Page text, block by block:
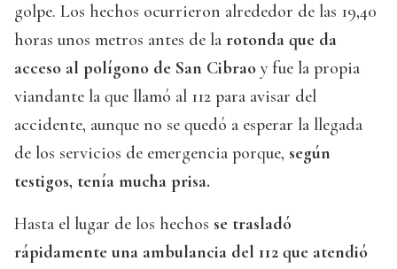
golpe. Los hechos ocurrieron alrededor de las 19,40
horas unos metros antes de la rotonda que da
acceso al polígono de San Cibrao y fue la propia
viandante la que llamó al 112 para avisar del
accidente, aunque no se quedó a esperar la llegada
de los servicios de emergencia porque, según
testigos, tenía mucha prisa.
Hasta el lugar de los hechos se trasladó
rápidamente una ambulancia del 112 que atendió